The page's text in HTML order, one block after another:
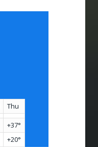
Thu
+37°
+20°